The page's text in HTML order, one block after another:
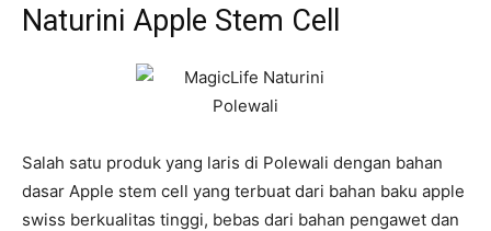
Naturini Apple Stem Cell
Salah satu produk yang laris di Polewali dengan bahan
dasar Apple stem cell yang terbuat dari bahan baku apple
swiss berkualitas tinggi, bebas dari bahan pengawet dan